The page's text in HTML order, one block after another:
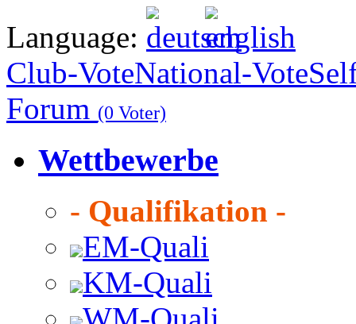
Language:
Club-VoteNational-Vote
Forum (0 Voter)
Wettbewerbe
- Qualifikation -
EM-Quali
KM-Quali